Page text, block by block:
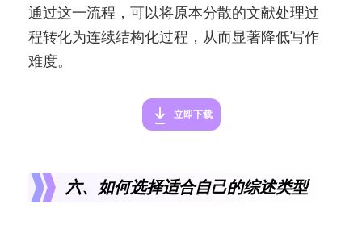
通过这一流程，可以将原本分散的文献处理过
程转化为连续结构化过程，从而显著降低写作
难度。
立即下载
六、如何选择适合自己的综述类型